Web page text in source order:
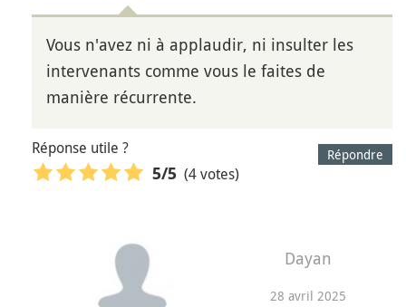
Vous n'avez ni à applaudir, ni insulter les
intervenants comme vous le faites de
manière récurrente.
Répondre
Réponse utile ?
5/5 (4 votes)
Dayan
28 avril 2025